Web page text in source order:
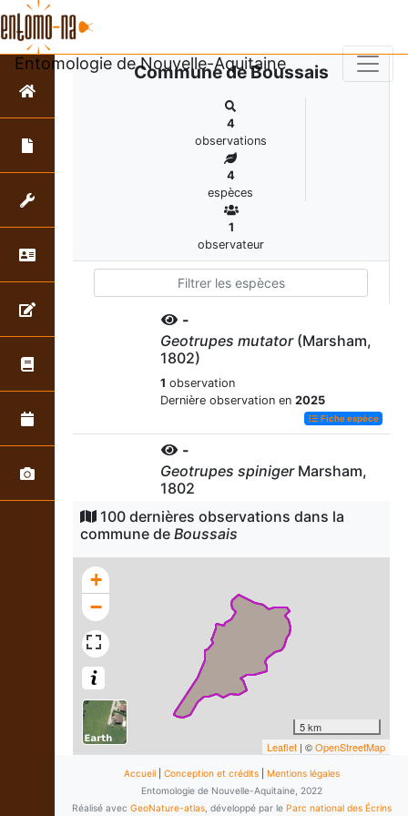
Entomologie de Nouvelle-Aquitaine
Commune de Boussais
4
observations
4
espèces
1
observateur
-
Geotrupes mutator(Marsham,
1802)
1 observation
Dernière observation en 2025
Fiche espèce
-
Geotrupes spinigerMarsham,
1802
1observation
Dernière observation en
Copris lunaris(Linnaeus, 1758)
observation
Dernière observation en
Forficule
Forficula auricularia
1observation
Dernière observation en2025
Fiche espèce
100 dernières observations dans la
commune de Boussais
+
−
5 km
Leaflet | ©OpenStreetMap
Accueil| Conception et crédits| Mentions légales
Entomologie de Nouvelle-Aquitaine, 2022
Réalisé avec GeoNature-atlas, développé par le Parc national des Écrins